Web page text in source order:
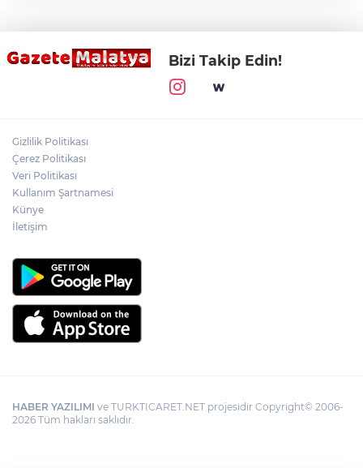
Bizi Takip Edin!
Gizlilik Politikası
Çerez Politikası
Veri Politikası
Kullanım Şartnamesi
Künye
İletişim
HABER YAZILIMI ve TURKTICARET.NET projesidir Copyright© 2006-
2026 Tüm hakları saklıdır.